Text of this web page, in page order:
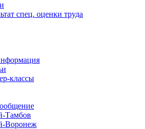
спец. оценки труда
классы
Тамбов
Воронеж